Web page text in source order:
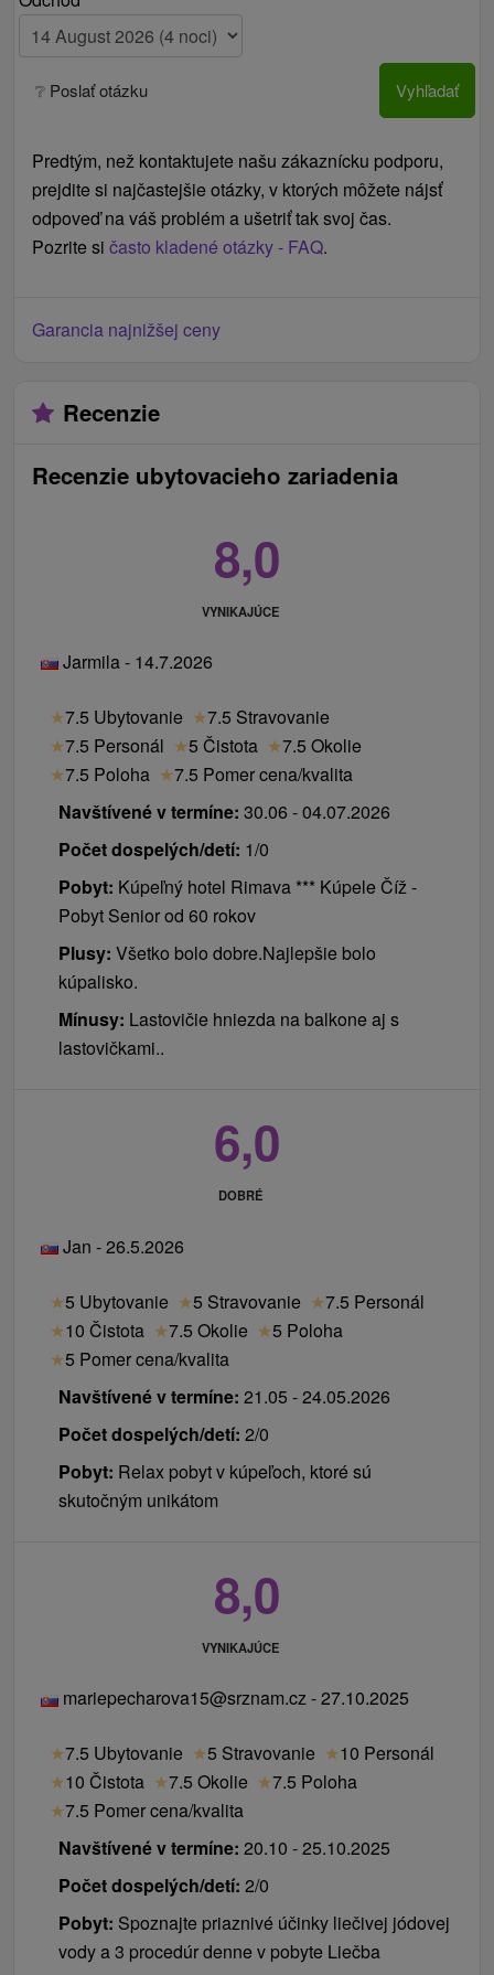
stanovenej diagnózy (potvrdenie od lekára), diétne
stravovanie je potrebné nahlásiť min. 7 dní pred
nástupom)
doplnkové služby (hipoareál, vodný svet,
prenájom športovísk a športových potrieb)
Cenník - Informácie
Prístelka možná len v LD Rimava.
zo železničnej stanice do kúpeľov a naopak.
❔ Poslať otázku Vyhľadať
Predtým, než kontaktujete našu zákaznícku podporu,
prejdite si najčastejšie otázky, v ktorých môžete nájsť
odpoveď na váš problém a ušetriť tak svoj čas.
Pozrite si často kladené otázky - FAQ.
Garancia najnižšej ceny
Recenzie
Recenzie ubytovacieho zariadenia
8,0
VYNIKAJÚCE
Jarmila - 14.7.2026
★7.5 Ubytovanie ★7.5 Stravovanie
★7.5 Personál ★5 Čistota ★7.5 Okolie
★7.5 Poloha ★7.5 Pomer cena/kvalita
Navštívené v termíne: 30.06 - 04.07.2026
Počet dospelých/detí: 1/0
Pobyt: Kúpeľný hotel Rimava *** Kúpele Číž -
Pobyt Senior od 60 rokov
Plusy: Všetko bolo dobre.Najlepšie bolo
kúpalisko.
Mínusy: Lastovičie hniezda na balkone aj s
lastovičkami..
6,0
DOBRÉ
Jan - 26.5.2026
★5 Ubytovanie ★5 Stravovanie ★7.5 Personál
★10 Čistota ★7.5 Okolie ★5 Poloha
★5 Pomer cena/kvalita
Navštívené v termíne: 21.05 - 24.05.2026
Počet dospelých/detí: 2/0
Pobyt: Relax pobyt v kúpeľoch, ktoré sú
skutočným unikátom
8,0
VYNIKAJÚCE
mariepecharova15@srznam.cz - 27.10.2025
★7.5 Ubytovanie ★5 Stravovanie ★10 Personál
★10 Čistota ★7.5 Okolie ★7.5 Poloha
★7.5 Pomer cena/kvalita
Navštívené v termíne: 20.10 - 25.10.2025
Počet dospelých/detí: 2/0
Pobyt: Spoznajte priaznivé účinky liečivej jódovej
vody a 3 procedúr denne v pobyte Liečba